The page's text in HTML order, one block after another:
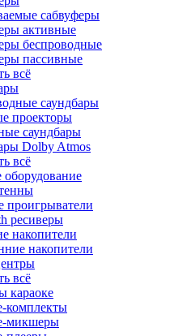
сабвуферы
активные
беспроводные
пассивные
всё
саундбары
проекторы
саундбары
Dolby Atmos
всё
оборудование
проигрыватели
ресиверы
накопители
накопители
всё
караоке
комплекты
микшеры